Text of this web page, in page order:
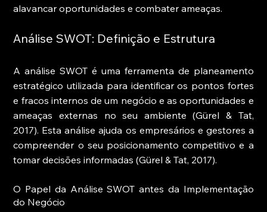
alavancar oportunidades e combater ameaças.
Análise SWOT: Definição e Estrutura
A análise SWOT é uma ferramenta de planeamento
estratégico utilizada para identificar os pontos fortes
e fracos internos de um negócio e as oportunidades e
ameaças externas no seu ambiente (Gürel & Tat,
2017). Esta análise ajuda os empresários e gestores a
compreender o seu posicionamento competitivo e a
tomar decisões informadas (Gürel & Tat, 2017).
O Papel da Análise SWOT antes da Implementação
do Negócio